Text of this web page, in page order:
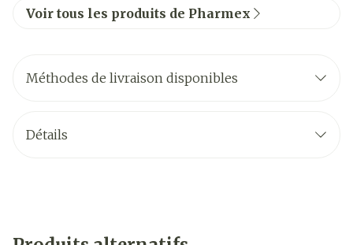
Voir tous les produits de Pharmex
Méthodes de livraison disponibles
Détails